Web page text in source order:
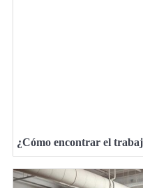
¿Cómo encontrar el